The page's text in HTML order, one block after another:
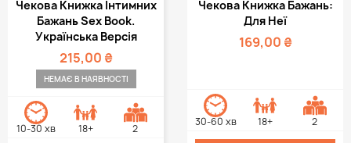
Чекова Книжка Інтимних
Бажань Sex Book.
Українська Версія
215,00 ₴
НЕМАЄ В НАЯВНОСТІ
10-30 хв 18+ 2
Чекова Книжка Бажань:
Для Неї
169,00 ₴
30-60 хв 18+ 2